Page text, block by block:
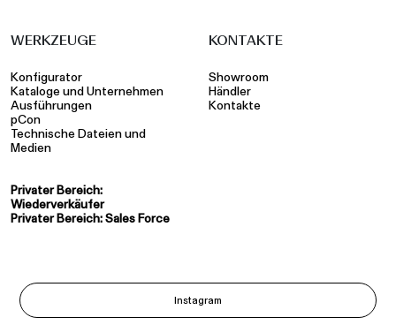
WERKZEUGE
Konfigurator
Kataloge und Unternehmen
Ausführungen
pCon
Technische Dateien und
Medien
Privater Bereich:
Wiederverkäufer
Privater Bereich: Sales Force
KONTAKTE
Showroom
Händler
Kontakte
Instagram